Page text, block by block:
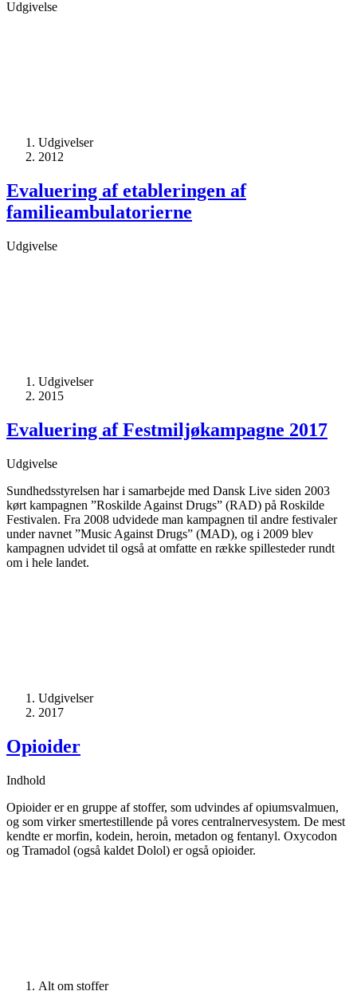
Udgivelse
Udgivelser
2012
Evaluering af etableringen af
familieambulatorierne
Udgivelse
Udgivelser
2015
Evaluering af Festmiljøkampagne 2017
Udgivelse
Sundhedsstyrelsen har i samarbejde med Dansk Live siden 2003
kørt kampagnen ”Roskilde Against Drugs” (RAD) på Roskilde
Festivalen. Fra 2008 udvidede man kampagnen til andre festivaler
under navnet ”Music Against Drugs” (MAD), og i 2009 blev
kampagnen udvidet til også at omfatte en række spillesteder rundt
om i hele landet.
Udgivelser
2017
Opioider
Indhold
Opioider er en gruppe af stoffer, som udvindes af opiumsvalmuen,
og som virker smertestillende på vores centralnervesystem. De mest
kendte er morfin, kodein, heroin, metadon og fentanyl. Oxycodon
og Tramadol (også kaldet Dolol) er også opioider.
Alt om stoffer